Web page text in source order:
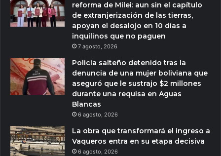
reforma de Milei: aun sin el capítulo
de extranjerización de las tierras,
apoyan el desalojo en 10 días a
inquilinos que no paguen
7 agosto, 2026
Policía salteño detenido tras la
denuncia de una mujer boliviana que
aseguró que le sustrajo $2 millones
durante una requisa en Aguas
Blancas
6 agosto, 2026
La obra que transformará el ingreso a
Vaqueros entra en su etapa decisiva
6 agosto, 2026